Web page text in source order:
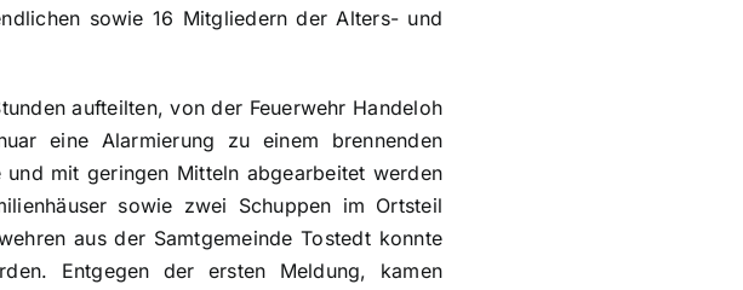
sowie 16 Mitgliedern der Alters- und
aufteilten, von der Feuerwehr Handeloh
eine Alarmierung zu einem brennenden
mit geringen Mitteln abgearbeitet werden
sowie zwei Schuppen im Ortsteil
aus der Samtgemeinde Tostedt konnte
Entgegen der ersten Meldung, kamen